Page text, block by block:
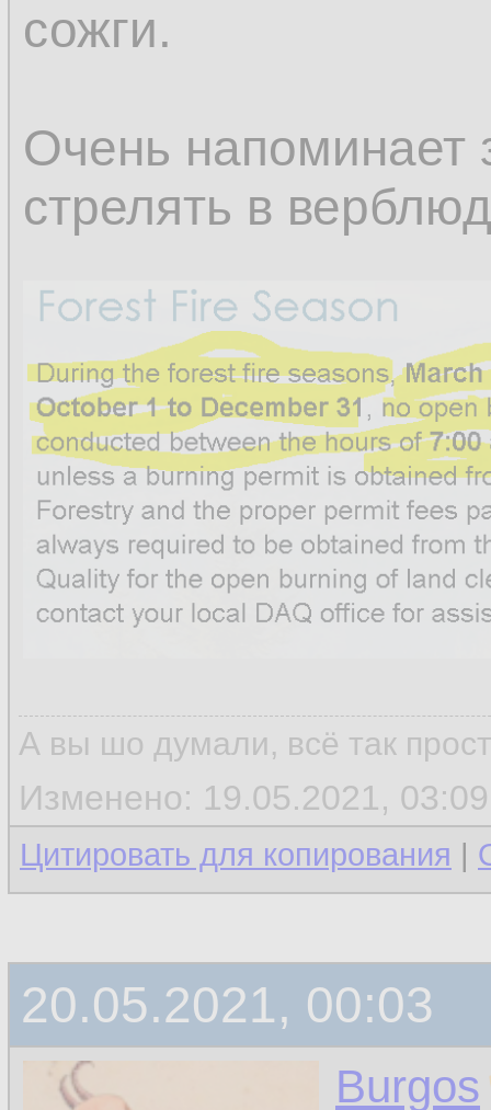
сожги.
Очень
стрелять в
А вы шо думали, всё так
Изменено: 19.05.2021,
Цитировать для копирования |
20.05.2021, 00:03
Burgos